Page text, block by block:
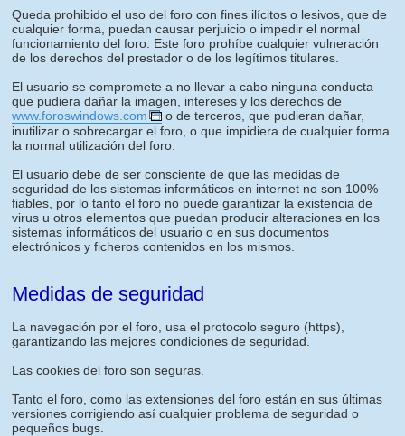
Queda prohibido el uso del foro con fines ilícitos o lesivos, que de
cualquier forma, puedan causar perjuicio o impedir el normal
funcionamiento del foro. Este foro prohíbe cualquier vulneración
de los derechos del prestador o de los legítimos titulares.
El usuario se compromete a no llevar a cabo ninguna conducta
que pudiera dañar la imagen, intereses y los derechos de
www.foroswindows.com
o de terceros, que pudieran dañar,
inutilizar o sobrecargar el foro, o que impidiera de cualquier forma
la normal utilización del foro.
El usuario debe de ser consciente de que las medidas de
seguridad de los sistemas informáticos en internet no son 100%
fiables, por lo tanto el foro no puede garantizar la existencia de
virus u otros elementos que puedan producir alteraciones en los
sistemas informáticos del usuario o en sus documentos
electrónicos y ficheros contenidos en los mismos.
Medidas de seguridad
La navegación por el foro, usa el protocolo seguro (https),
garantizando las mejores condiciones de seguridad.
Las cookies del foro son seguras.
Tanto el foro, como las extensiones del foro están en sus últimas
versiones corrigiendo así cualquier problema de seguridad o
pequeños bugs.